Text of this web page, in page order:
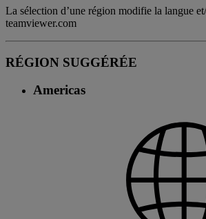
La sélection d’une région modifie la langue
teamviewer.com
RÉGION SUGGÉRÉE
Americas